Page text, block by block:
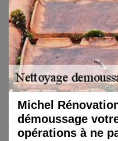
Michel
démoussage
opérations à ne